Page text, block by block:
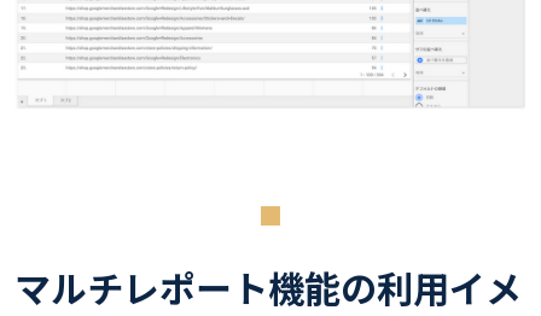
マルチレポート機能の利用イメ